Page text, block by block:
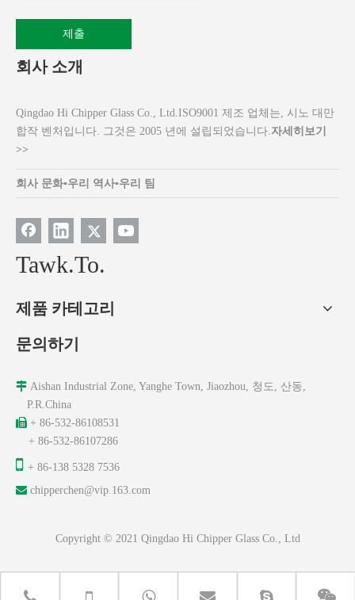
제출
회사 소개
Qingdao Hi Chipper Glass Co., Ltd.ISO9001 제조 업체는, 시노 대만
합작 벤처입니다. 그것은 2005 년에 설립되었습니다.자세히보기
>>
회사 문화▪우리 역사▪우리 팀
Tawk.To.
제품 카테고리
문의하기
 Aishan Industrial Zone, Yanghe Town, Jiaozhou, 청도, 산동,
P.R.China
 + 86-532-86108531
+ 86-532-86107286
 + 86-138 5328 7536
 chipperchen@vip.163.com
Copyright © 2021 Qingdao Hi Chipper Glass Co., Ltd